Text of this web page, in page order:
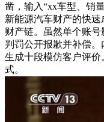
凿，输入“xx车型、销
新能源汽车财产的快
财产链。虽然单个账
判罚公开报歉并补偿
生成十段模仿客户评
式。